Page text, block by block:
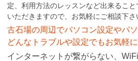
定、利用方法のレッスンなど出来るこ
いただきますので、お気軽にご相談下さ
古石場の周辺でパソコン設定やパ
どんなトラブルや設定でもお気軽
インターネットが繋がらない、